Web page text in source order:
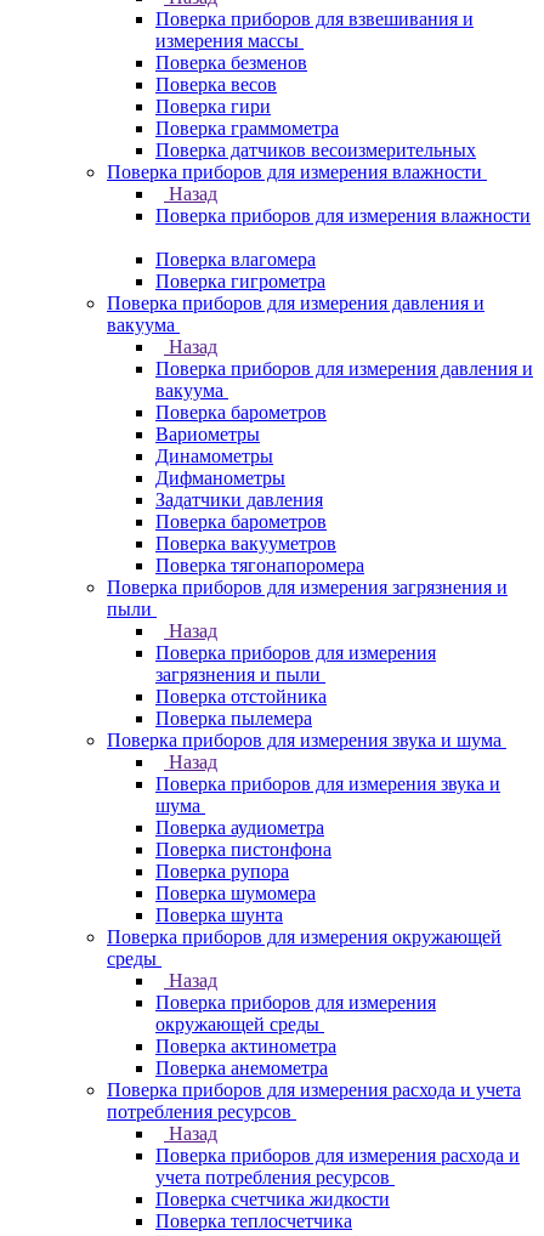
Поверка приборов для взвешивания и
измерения массы
Поверка безменов
Поверка весов
Поверка гири
Поверка граммометра
Поверка датчиков весоизмерительных
Поверка приборов для измерения влажности
Назад
Поверка приборов для измерения влажности
Поверка влагомера
Поверка гигрометра
Поверка приборов для измерения давления и
вакуума
Назад
Поверка приборов для измерения давления и
вакуума
Поверка барометров
Вариометры
Динамометры
Дифманометры
Задатчики давления
Поверка барометров
Поверка вакууметров
Поверка тягонапоромера
Поверка приборов для измерения загрязнения и
пыли
Назад
Поверка приборов для измерения
загрязнения и пыли
Поверка отстойника
Поверка пылемера
Поверка приборов для измерения звука и шума
Назад
Поверка приборов для измерения звука и
шума
Поверка аудиометра
Поверка пистонфона
Поверка рупора
Поверка шумомера
Поверка шунта
Поверка приборов для измерения окружающей
среды
Назад
Поверка приборов для измерения
окружающей среды
Поверка актинометра
Поверка анемометра
Поверка приборов для измерения расхода и учета
потребления ресурсов
Назад
Поверка приборов для измерения расхода и
учета потребления ресурсов
Поверка счетчика жидкости
Поверка теплосчетчика